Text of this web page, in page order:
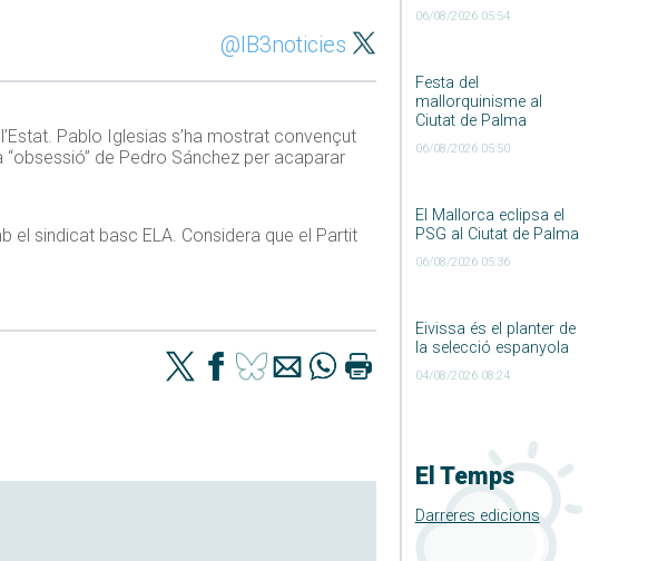
06/08/2026 05:54
Festa del
mallorquinisme al
Ciutat de Palma
06/08/2026 05:50
El Mallorca eclipsa el
PSG al Ciutat de Palma
06/08/2026 05:36
Eivissa és el planter de
la selecció espanyola
04/08/2026 08:24
El Temps
Darreres edicions
@IB3noticies
Pablo Iglesias s’ha mostrat convençut
de Pedro Sánchez per acaparar
el sindicat basc ELA. Considera que el Partit